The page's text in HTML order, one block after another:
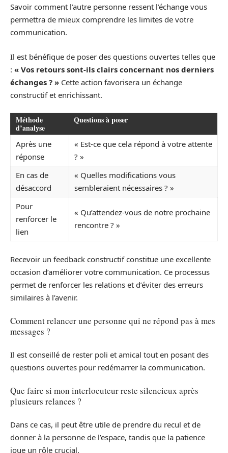
Savoir comment l’autre personne ressent l’échange vous
permettra de mieux comprendre les limites de votre
communication.
Il est bénéfique de poser des questions ouvertes telles que
: « Vos retours sont-ils clairs concernant nos derniers
échanges ? » Cette action favorisera un échange
constructif et enrichissant.
Méthode
d’analyse
Questions à poser
Après une
réponse
« Est-ce que cela répond à votre attente
? »
En cas de
désaccord
« Quelles modifications vous
sembleraient nécessaires ? »
Pour
renforcer le
lien
« Qu’attendez-vous de notre prochaine
rencontre ? »
Recevoir un feedback constructif constitue une excellente
occasion d’améliorer votre communication. Ce processus
permet de renforcer les relations et d’éviter des erreurs
similaires à l’avenir.
Comment relancer une personne qui ne répond pas à mes
messages ?
Il est conseillé de rester poli et amical tout en posant des
questions ouvertes pour redémarrer la communication.
Que faire si mon interlocuteur reste silencieux après
plusieurs relances ?
Dans ce cas, il peut être utile de prendre du recul et de
donner à la personne de l’espace, tandis que la patience
joue un rôle crucial.